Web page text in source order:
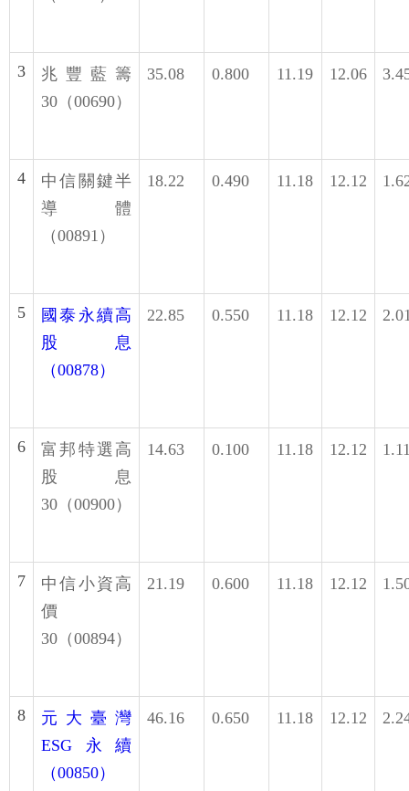
3
兆豐藍籌
30（00690）
35.08 0.800 11.19 12.06
4
中信關鍵半
導體
（00891）
18.22 0.490 11.18 12.12
5
國泰永續高
股息
（00878）
22.85 0.550 11.18 12.12
6
富邦特選高
股息
30（00900）
14.63 0.100 11.18 12.12
7
中信小資高
價
30（00894）
21.19 0.600 11.18 12.12
8
元大臺灣
ESG永續
（00850）
46.16 0.650 11.18 12.12